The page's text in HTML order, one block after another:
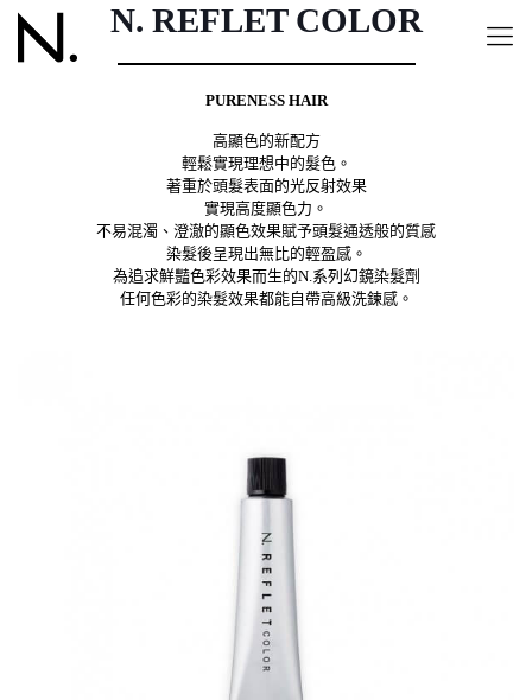
N. REFLET COLOR
PURENESS HAIR
高顯色的新配方
輕鬆實現理想中的髮色。
著重於頭髮表面的光反射效果
實現高度顯色力。
不易混濁、澄澈的顯色效果賦予頭髮通透般的質感
染髮後呈現出無比的輕盈感。
為追求鮮豔色彩效果而生的N.系列幻鏡染髮劑
任何色彩的染髮效果都能自帶高級洗鍊感。